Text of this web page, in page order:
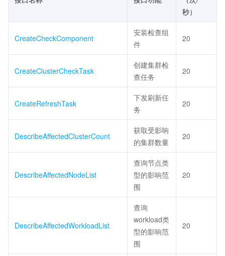
秒）
CreateCheckComponent
安装检查组
件
20
CreateClusterCheckTask
创建集群检
查任务
20
CreateRefreshTask
下发刷新任
务
20
DescribeAffectedClusterCount
获取受影响
的集群数量
20
DescribeAffectedNodeList
查询节点类
型的影响范
围
20
DescribeAffectedWorkloadList
查询
workload类
型的影响范
围
20